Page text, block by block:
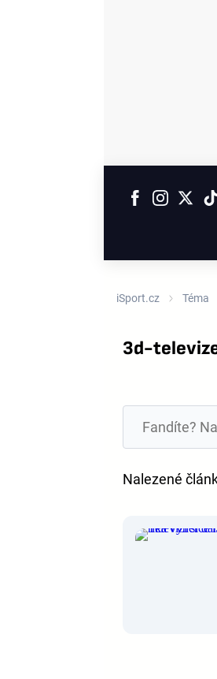
iSport.cz Téma
3d-
Nalezené